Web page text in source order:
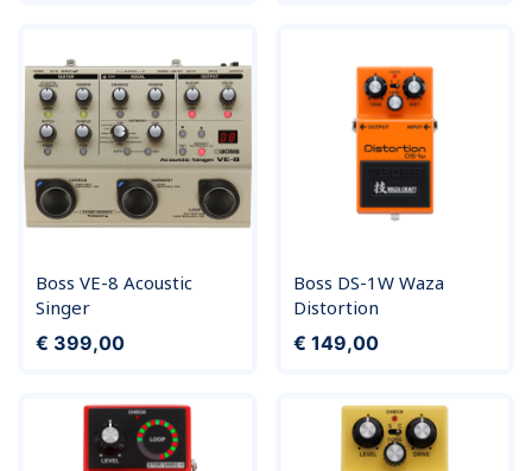
Boss VE-8 Acoustic
Singer
Prijs
€ 399,00
Boss DS-1W Waza
Distortion
Prijs
€ 149,00